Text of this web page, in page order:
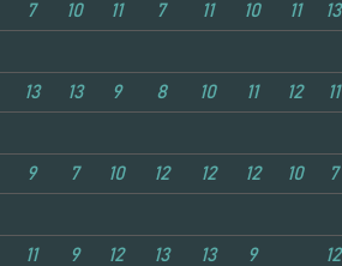
7 10 11 7 11 10 11 13
13 13 9 8 10 11 12 11
9 7 10 12 12 12 10 7
11 9 12 13 13 9 12